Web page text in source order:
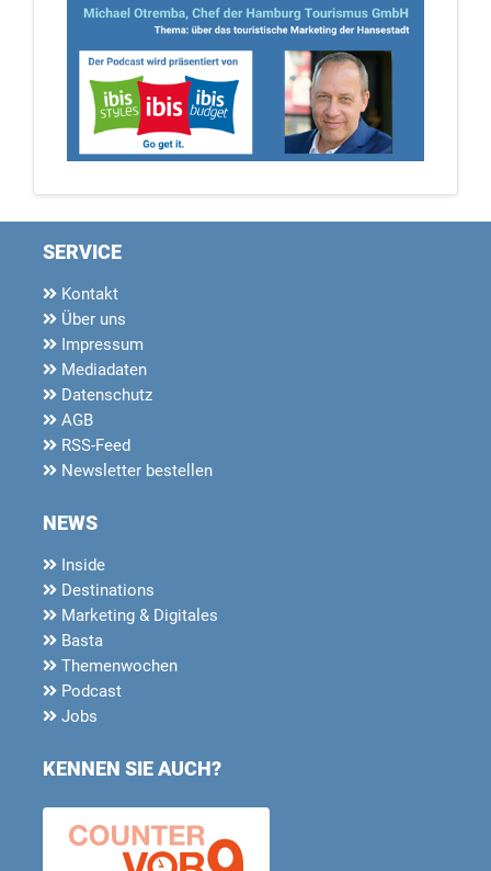
SERVICE
Kontakt
Über uns
Impressum
Mediadaten
Datenschutz
AGB
RSS-Feed
Newsletter bestellen
NEWS
Inside
Destinations
Marketing & Digitales
Basta
Themenwochen
Podcast
Jobs
KENNEN SIE AUCH?